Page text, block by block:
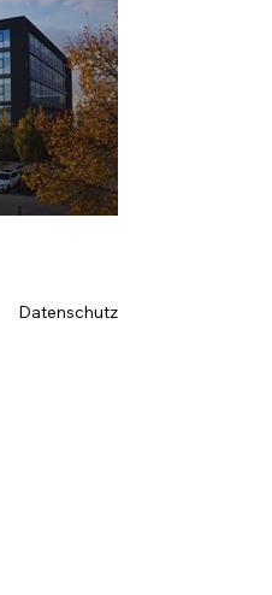
Datenschutz